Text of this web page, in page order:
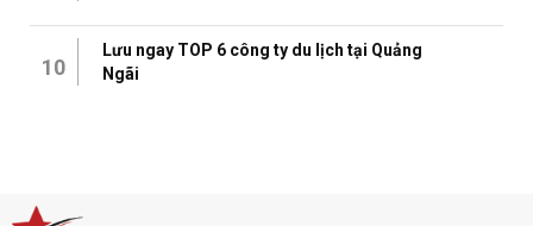
10
Lưu ngay TOP 6 công ty du lịch tại Quảng
Ngãi